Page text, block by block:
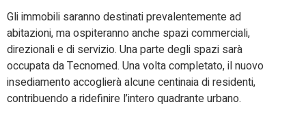
Gli immobili saranno destinati prevalentemente ad
abitazioni, ma ospiteranno anche spazi commerciali,
direzionali e di servizio. Una parte degli spazi sarà
occupata da Tecnomed. Una volta completato, il nuovo
insediamento accoglierà alcune centinaia di residenti,
contribuendo a ridefinire l’intero quadrante urbano.